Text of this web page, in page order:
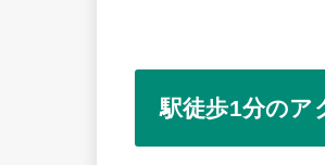
駅徒歩1分のア